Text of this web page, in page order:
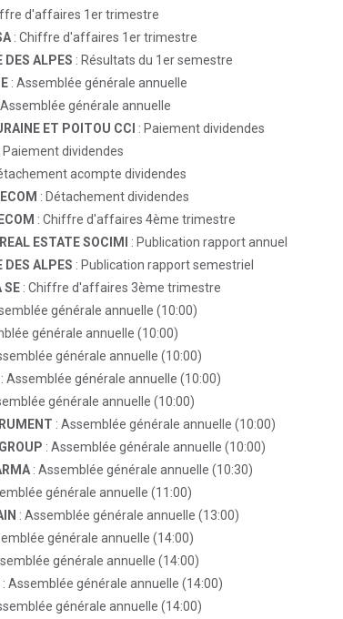
d'affaires 1er trimestre
: Chiffre d'affaires 1er trimestre
DES ALPES : Résultats du 1er semestre
: Assemblée générale annuelle
Assemblée générale annuelle
ET POITOU CCI : Paiement dividendes
Paiement dividendes
acompte dividendes
: Détachement dividendes
: Chiffre d'affaires 4ème trimestre
ESTATE SOCIMI
: Publication rapport annuel
DES ALPES : Publication rapport semestriel
SE : Chiffre d'affaires 3ème trimestre
générale annuelle (10:00)
générale annuelle (10:00)
générale annuelle (10:00)
: Assemblée générale annuelle (10:00)
générale annuelle (10:00)
: Assemblée générale annuelle (10:00)
: Assemblée générale annuelle (10:00)
: Assemblée générale annuelle (10:30)
générale annuelle (11:00)
: Assemblée générale annuelle (13:00)
générale annuelle (14:00)
générale annuelle (14:00)
: Assemblée générale annuelle (14:00)
générale annuelle (14:00)